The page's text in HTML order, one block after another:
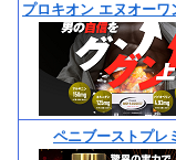
プロキオン エヌオーワ
ペニブーストプレ